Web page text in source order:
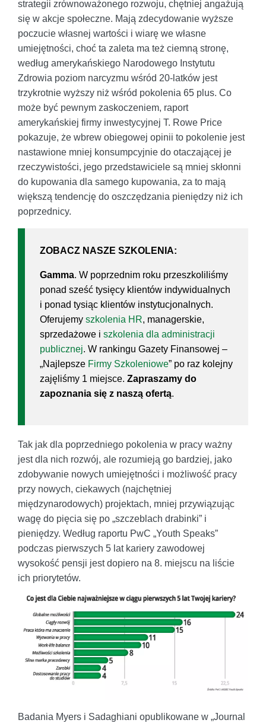
strategii zrównoważonego rozwoju, chętniej angażują
się w akcje społeczne. Mają zdecydowanie wyższe
poczucie własnej wartości i wiarę we własne
umiejętności, choć ta zaleta ma też ciemną stronę,
według amerykańskiego Narodowego Instytutu
Zdrowia poziom narcyzmu wśród 20-latków jest
trzykrotnie wyższy niż wśród pokolenia 65 plus. Co
może być pewnym zaskoczeniem, raport
amerykańskiej firmy inwestycyjnej T. Rowe Price
pokazuje, że wbrew obiegowej opinii to pokolenie jest
nastawione mniej konsumpcyjnie do otaczającej je
rzeczywistości, jego przedstawiciele są mniej skłonni
do kupowania dla samego kupowania, za to mają
większą tendencję do oszczędzania pieniędzy niż ich
poprzednicy.
ZOBACZ NASZE SZKOLENIA:
Gamma. W poprzednim roku przeszkoliliśmy
ponad sześć tysięcy klientów indywidualnych
i ponad tysiąc klientów instytucjonalnych.
Oferujemy szkolenia HR, managerskie,
sprzedażowe i szkolenia dla administracji
publicznej. W rankingu Gazety Finansowej –
„Najlepsze Firmy Szkoleniowe” po raz kolejny
zajęliśmy 1 miejsce. Zapraszamy do
zapoznania się z naszą ofertą.
Tak jak dla poprzedniego pokolenia w pracy ważny
jest dla nich rozwój, ale rozumieją go bardziej, jako
zdobywanie nowych umiejętności i możliwość pracy
przy nowych, ciekawych (najchętniej
międzynarodowych) projektach, mniej przywiązując
wagę do pięcia się po „szczeblach drabinki” i
pieniędzy. Według raportu PwC „Youth Speaks”
podczas pierwszych 5 lat kariery zawodowej
wysokość pensji jest dopiero na 8. miejscu na liście
ich priorytetów.
Badania Myers i Sadaghiani opublikowane w „Journal